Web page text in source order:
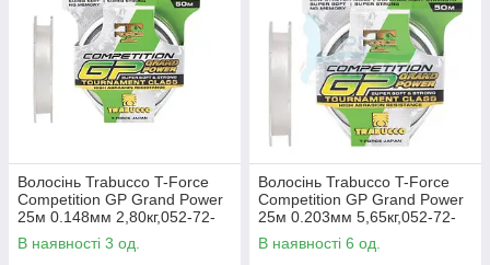
Волосінь Trabucco T-Force
Competition GP Grand Power
25м 0.148мм 2,80кг,052-72-
140
В наявності 3 од.
Волосінь Trabucco T-Force
Competition GP Grand Power
25м 0.203мм 5,65кг,052-72-
200
В наявності 6 од.